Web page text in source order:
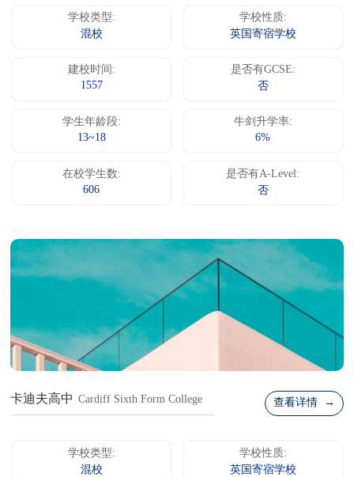
学校类型:
混校
学校性质:
英国寄宿学校
建校时间:
1557
是否有GCSE:
否
学生年龄段:
13~18
牛剑升学率:
6%
在校学生数:
606
是否有A-Level:
否
卡迪夫高中 Cardiff Sixth Form College 查看详情 →
学校类型:
混校
学校性质:
英国寄宿学校